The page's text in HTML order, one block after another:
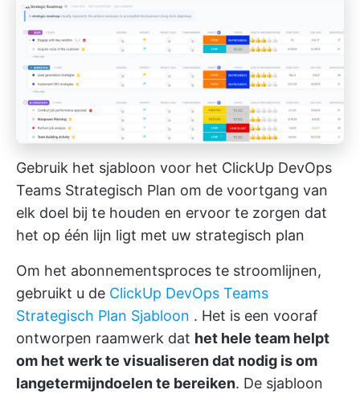
Gebruik het sjabloon voor het ClickUp DevOps
Teams Strategisch Plan om de voortgang van
elk doel bij te houden en ervoor te zorgen dat
het op één lijn ligt met uw strategisch plan
Om het abonnementsproces te stroomlijnen,
gebruikt u de ClickUp DevOps Teams
Strategisch Plan Sjabloon . Het is een vooraf
ontworpen raamwerk dat het hele team helpt
om het werk te visualiseren dat nodig is om
langetermijndoelen te bereiken. De sjabloon